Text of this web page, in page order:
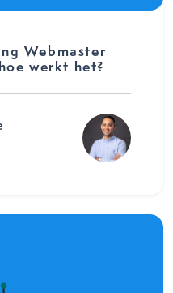
Webmaster
werkt het?